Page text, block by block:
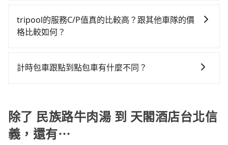
元車資，而且更會額外浪費69分鐘在轉乘與等車上，現
在還不馬上來預約tripool！如果你是獨自一人乘車，也
族路牛肉湯到天閣酒店台北信義的最佳選擇。
接送服務，可直接線上輸入上下車地點或地址，三秒內
即可查到真實價格，照著步驟填寫完乘客資料與線上刷
司機與車輛的詳細資料，將於乘車前一晚八點透過SMS
當天下午過後乘車，四小時前仍能預約。
tripool的服務C/P值真的比較高？跟其他車隊的價
格比較如何？
市場上稍具規模且合法經營的業者，有以短程與城市為
單程接送與跨縣市計時包車，不論從哪邊去哪裡（當然
也包括民族路牛肉湯去天閣酒店台北信義），全台保證
出車。由於有高效的車輛調度能力，能以市價7~8折提供
計時包車跟點到點包車有什麼不同？
費，通常以每小時為單位，客戶可以根據自己的需要預
定一定時間的包車服務。這種服務適用於需要在城市內
多個地點間來回穿梭的客戶，例如市區觀光、商務差旅
除了 民族路牛肉湯 到 天閣酒店台北信
義，還有⋯